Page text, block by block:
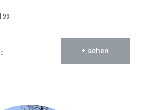
99
+ sehen